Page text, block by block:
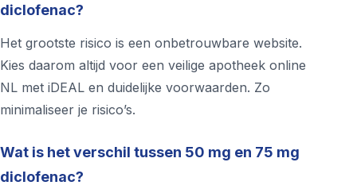
diclofenac?
Het grootste risico is een onbetrouwbare website.
Kies daarom altijd voor een veilige apotheek online
NL met iDEAL en duidelijke voorwaarden. Zo
minimaliseer je risico’s.
Wat is het verschil tussen 50 mg en 75 mg
diclofenac?